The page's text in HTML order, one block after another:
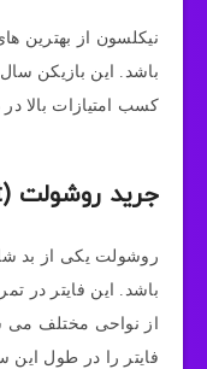
نیکلسون از بهترین
باشد. این بازیکن
کسب امتیازات بالا
جرید روشولت (Jared Rosholt)
روشولت یکی از بد
باشد. این فایتر در
از نواحی مختلف می
فایتر را در طول